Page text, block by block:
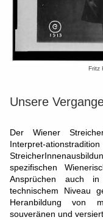
Fritz
Unsere
Der Wiener
Interpret-
spezifischen
Ansprüchen auch
technischem Niveau
Heranbildung von
souveränen und